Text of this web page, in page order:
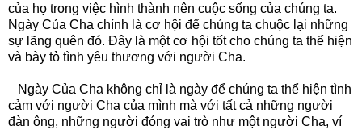
của họ trong việc hình thành nên cuộc sống của chúng ta.
Ngày Của Cha chính là cơ hội để chúng ta chuộc lại những
sự lãng quên đó. Đây là một cơ hội tốt cho chúng ta thể hiện
và bày tỏ tình yêu thương với người Cha.
Ngày Của Cha không chỉ là ngày để chúng ta thể hiện tình
cảm với người Cha của mình mà với tất cả những người
đàn ông, những người đóng vai trò như một người Cha, ví